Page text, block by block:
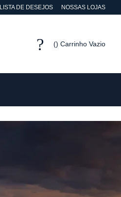
LISTA DE DESEJOS NOSSAS LOJAS
Carrinho Vazio